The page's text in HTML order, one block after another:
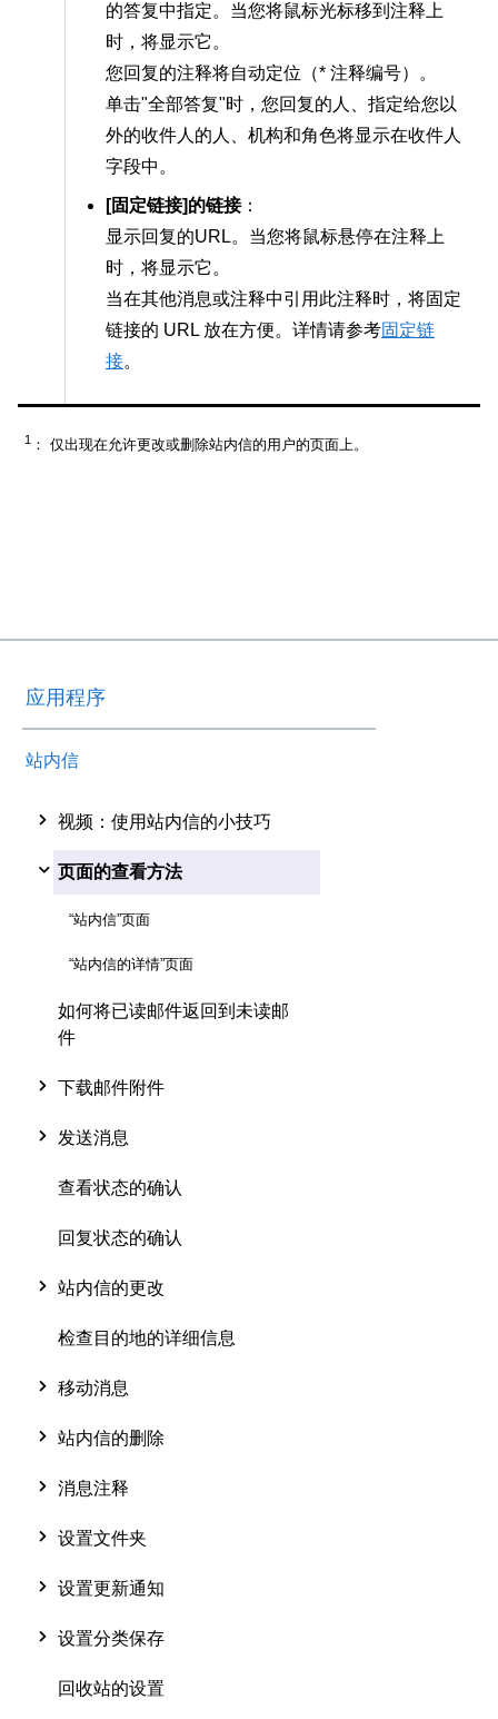
的答复中指定。当您将鼠标光标移到注释上
时，将显示它。
您回复的注释将自动定位（* 注释编号）。
单击"全部答复"时，您回复的人、指定给您以
外的收件人的人、机构和角色将显示在收件人
字段中。
[固定链接]的链接：
显示回复的URL。当您将鼠标悬停在注释上
时，将显示它。
当在其他消息或注释中引用此注释时，将固定
链接的 URL 放在方便。详情请参考固定链
接。
1 ： 仅出现在允许更改或删除站内信的用户的页面上。
应用程序
站内信
视频：使用站内信的小技巧
页面的查看方法
“站内信”页面
“站内信的详情”页面
如何将已读邮件返回到未读邮
件
下载邮件附件
发送消息
查看状态的确认
回复状态的确认
站内信的更改
检查目的地的详细信息
移动消息
站内信的删除
消息注释
设置文件夹
设置更新通知
设置分类保存
回收站的设置